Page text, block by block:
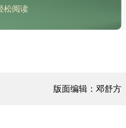
松阅读
版面编辑：邓舒方